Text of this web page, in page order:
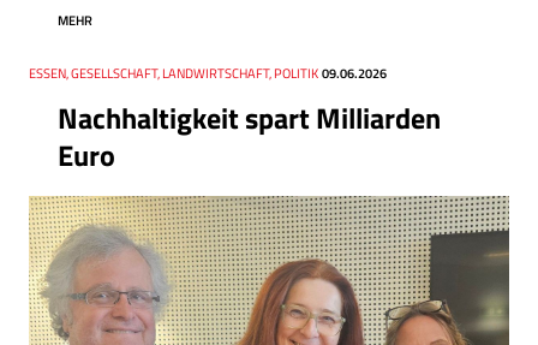
MEHR
Nachhaltigkeit spart Milliarden
Euro
Thema
ESSEN, GESELLSCHAFT, LANDWIRTSCHAFT, POLITIK
Datum 09.06.2026